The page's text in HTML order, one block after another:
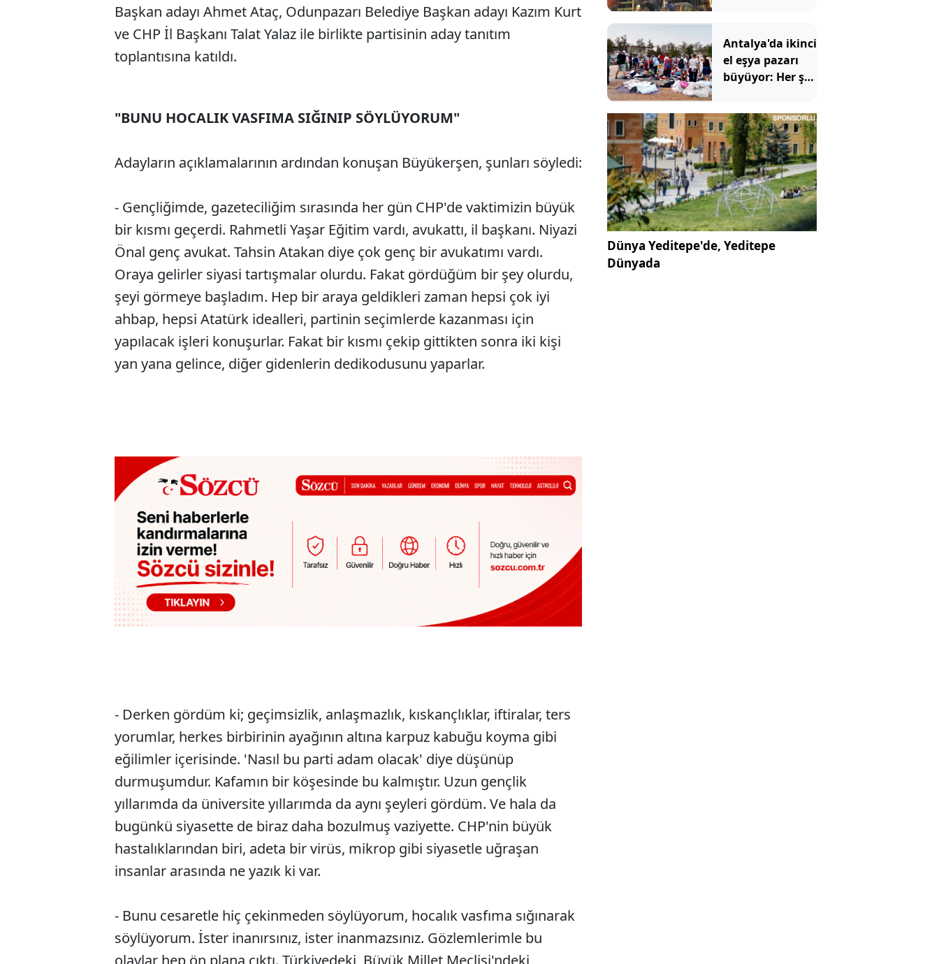
Başkan adayı Ahmet Ataç, Odunpazarı Belediye Başkan adayı Kazım Kurt
ve CHP İl Başkanı Talat Yalaz ile birlikte partisinin aday tanıtım
toplantısına katıldı.
"BUNU HOCALIK VASFIMA SIĞINIP SÖYLÜYORUM"
Adayların açıklamalarının ardından konuşan Büyükerşen, şunları söyledi:
- Gençliğimde, gazeteciliğim sırasında her gün CHP'de vaktimizin büyük
bir kısmı geçerdi. Rahmetli Yaşar Eğitim vardı, avukattı, il başkanı. Niyazi
Önal genç avukat. Tahsin Atakan diye çok genç bir avukatımı vardı.
Oraya gelirler siyasi tartışmalar olurdu. Fakat gördüğüm bir şey olurdu,
şeyi görmeye başladım. Hep bir araya geldikleri zaman hepsi çok iyi
ahbap, hepsi Atatürk idealleri, partinin seçimlerde kazanması için
yapılacak işleri konuşurlar. Fakat bir kısmı çekip gittikten sonra iki kişi
yan yana gelince, diğer gidenlerin dedikodusunu yaparlar.
- Derken gördüm ki; geçimsizlik, anlaşmazlık, kıskançlıklar, iftiralar, ters
yorumlar, herkes birbirinin ayağının altına karpuz kabuğu koyma gibi
eğilimler içerisinde. 'Nasıl bu parti adam olacak' diye düşünüp
durmuşumdur. Kafamın bir köşesinde bu kalmıştır. Uzun gençlik
yıllarımda da üniversite yıllarımda da aynı şeyleri gördüm. Ve hala da
bugünkü siyasette de biraz daha bozulmuş vaziyette. CHP'nin büyük
hastalıklarından biri, adeta bir virüs, mikrop gibi siyasetle uğraşan
insanlar arasında ne yazık ki var.
- Bunu cesaretle hiç çekinmeden söylüyorum, hocalık vasfıma sığınarak
söylüyorum. İster inanırsınız, ister inanmazsınız. Gözlemlerimle bu
olaylar hep ön plana çıktı. Türkiyedeki, Büyük Millet Meclisi'ndeki
Antalya'da ikinci
el eşya pazarı
büyüyor: Her şey
Dünya Yeditepe'de, Yeditepe
Dünyada